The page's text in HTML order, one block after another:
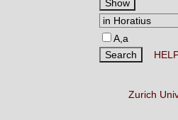
A,a
Zurich